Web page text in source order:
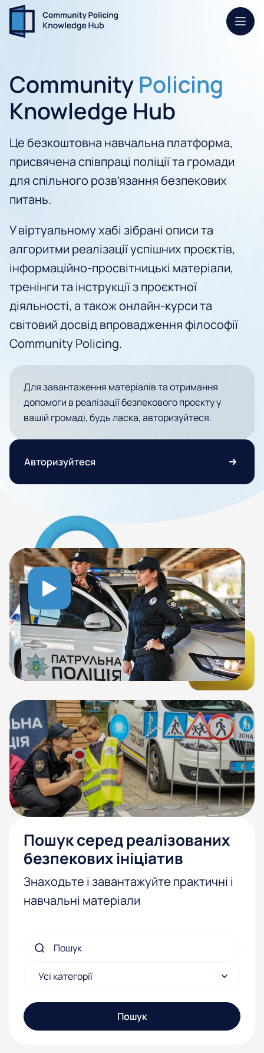
Моб.
CommunityPolicing
Knowledge Hub
Це безкоштовна навчальна платформа,
присвячена співпраці поліції та громади
для спільного розв’язання безпекових
питань.
У віртуальному хабі зібрані описи та
алгоритми реалізації успішних проєктів,
інформаційно-просвітницькі матеріали,
тренінги та інструкції з проєктної
діяльності, а також онлайн-курси та
світовий досвід впровадження філософії
Community Policing.
Для завантаження матеріалів та отримання
допомоги в реалізації безпекового проєкту у
вашій громаді, будь ласка, авторизуйтеся.
Авторизуйтеся
Пошук серед реалізованих
безпекових ініціатив
Знаходьте і завантажуйте практичні і
навчальні матеріали
Пошук